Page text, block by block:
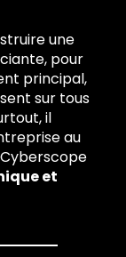
une
pour
principal,
sur tous
il
au
et